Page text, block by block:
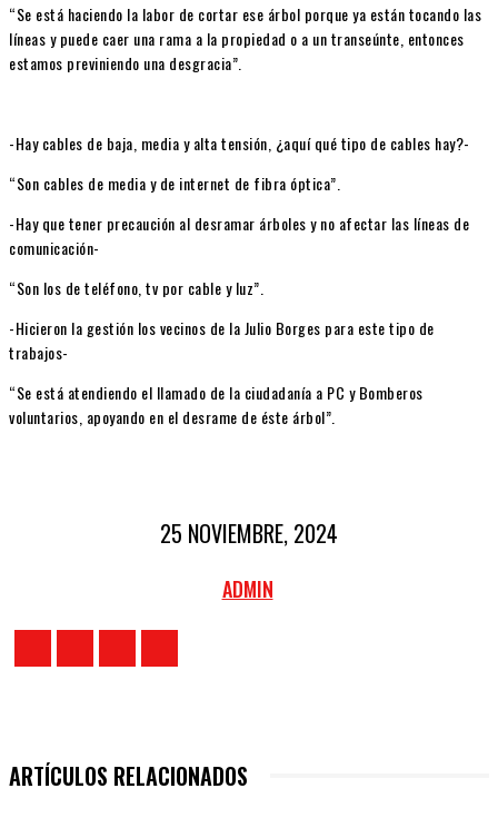
“Se está haciendo la labor de cortar ese árbol porque ya están tocando las
líneas y puede caer una rama a la propiedad o a un transeúnte, entonces
estamos previniendo una desgracia”.
-Hay cables de baja, media y alta tensión, ¿aquí qué tipo de cables hay?-
“Son cables de media y de internet de fibra óptica”.
-Hay que tener precaución al desramar árboles y no afectar las líneas de
comunicación-
“Son los de teléfono, tv por cable y luz”.
-Hicieron la gestión los vecinos de la Julio Borges para este tipo de
trabajos-
“Se está atendiendo el llamado de la ciudadanía a PC y Bomberos
voluntarios, apoyando en el desrame de éste árbol”.
25 NOVIEMBRE, 2024
ADMIN
ARTÍCULOS RELACIONADOS